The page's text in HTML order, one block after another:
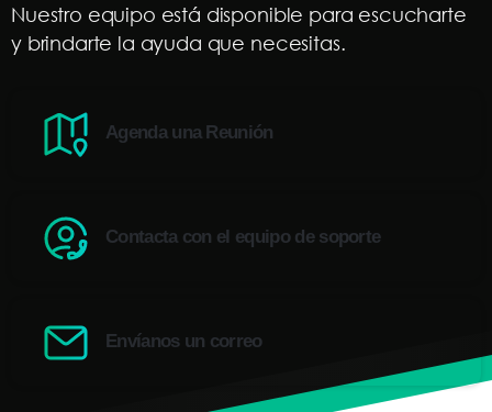
Nuestro equipo está disponible para escucharte
y brindarte la ayuda que necesitas.
Agenda una Reunión
Contacta con el equipo de soporte
Envíanos un correo